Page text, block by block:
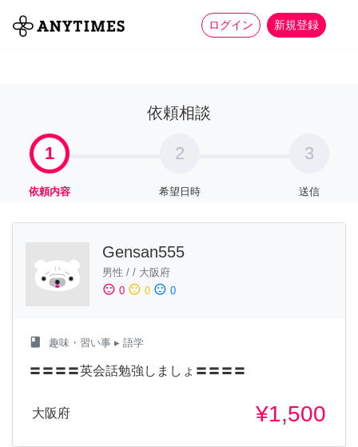
ログイン 新規登録
全て 家事 more_horiz
依頼相談
1
依頼内容
2
希望日時
3
送信
Gensan555
男性 / / 大阪府
sentiment_satisfied 0 sentiment_neutral 0 sentiment_dissatisfied 0
class 趣味・習い事 ▸ 語学
〓〓〓〓英会話勉強しましょ〓〓〓〓
大阪府 ¥1,500